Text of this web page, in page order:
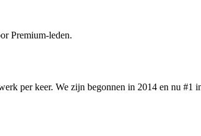
Premium-leden.
per keer. We zijn begonnen in 2014 en nu #1